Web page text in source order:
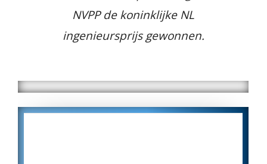
NVPP de koninklijke NL
ingenieursprijs gewonnen.